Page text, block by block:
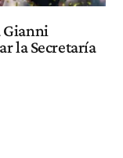
la Secretaría